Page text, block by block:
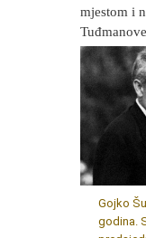
mjestom i
Gojko
godina.